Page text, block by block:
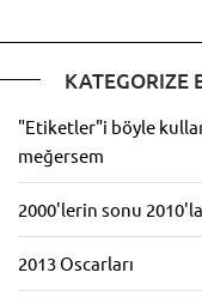
KATEGORIZE
"Etiketler"i böyle
meğersem
2000'lerin sonu
2013 Oscarları